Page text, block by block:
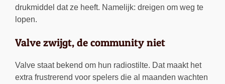
drukmiddel dat ze heeft. Namelijk: dreigen om weg te
lopen.
Valve zwijgt, de community niet
Valve staat bekend om hun radiostilte. Dat maakt het
extra frustrerend voor spelers die al maanden wachten